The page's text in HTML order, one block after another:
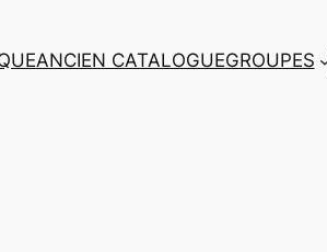
ANCIEN CATALOGUEGROUPES